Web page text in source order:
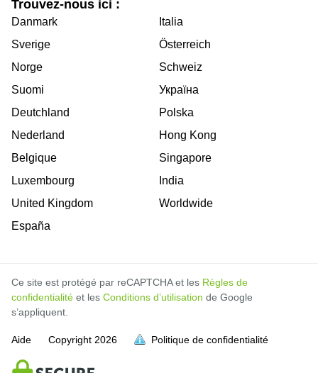
Trouvez-nous ici :
Danmark
Sverige
Norge
Suomi
Deutchland
Nederland
Belgique
Luxembourg
United Kingdom
España
Italia
Österreich
Schweiz
Україна
Polska
Hong Kong
Singapore
India
Worldwide
Ce site est protégé par reCAPTCHA et les Règles de
confidentialité et les Conditions d’utilisation de Google
s’appliquent.
Aide Copyright 2026 Politique de confidentialité